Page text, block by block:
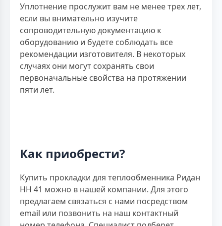
Уплотнение прослужит вам не менее трех лет,
если вы внимательно изучите
сопроводительную документацию к
оборудованию и будете соблюдать все
рекомендации изготовителя. В некоторых
случаях они могут сохранять свои
первоначальные свойства на протяжении
пяти лет.
Как приобрести?
Купить прокладки для теплообменника Ридан
HH 41 можно в нашей компании. Для этого
предлагаем связаться с нами посредством
email или позвонить на наш контактный